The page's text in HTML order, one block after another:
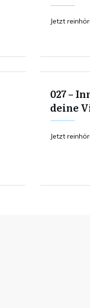
Jetzt
027 –
deine
Jetzt